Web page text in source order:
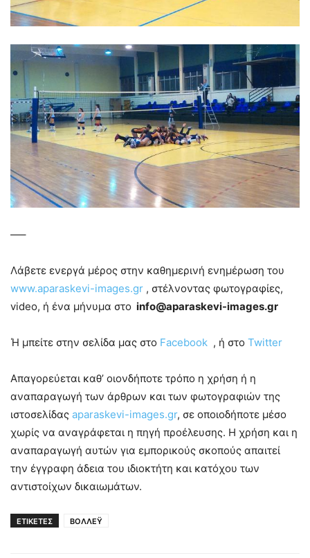
—–
Λάβετε ενεργά μέρος στην καθημερινή ενημέρωση του
www.aparaskevi-images.gr , στέλνοντας φωτογραφίες,
video, ή ένα μήνυμα στο info@aparaskevi-images.gr
Ή μπείτε στην σελίδα μας στο Facebook , ή στο Twitter
Απαγορεύεται καθ’ οιονδήποτε τρόπο η χρήση ή η
αναπαραγωγή των άρθρων και των φωτογραφιών της
ιστοσελίδας aparaskevi-images.gr, σε οποιοδήποτε μέσο
χωρίς να αναγράφεται η πηγή προέλευσης. Η χρήση και η
αναπαραγωγή αυτών για εμπορικούς σκοπούς απαιτεί
την έγγραφη άδεια του ιδιοκτήτη και κατόχου των
αντιστοίχων δικαιωμάτων.
ΕΤΙΚΕΤΕΣ ΒΟΛΛΕΫ